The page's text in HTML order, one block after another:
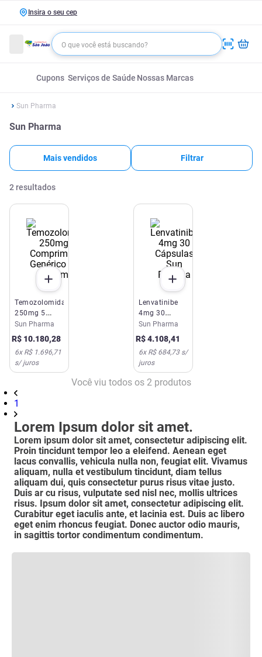
Insira o seu cep
Cupons Serviços de Saúde Nossas Marcas
Sun Pharma
Sun Pharma
Mais vendidos Filtrar
2 resultados
Temozolomida
250mg 5
Comprimidos
Genérico Sun
Pharma
Sun Pharma
R$ 10.180,28
6x R$ 1.696,71
s/ juros
Lenvatinibe
4mg 30
Cápsulas Sun
Pharma
Sun Pharma
R$4.108,41
6x R$ 684,73s/
juros
Você viu todos os 2 produtos
1
Lorem Ipsum dolor sit amet.
Lorem ipsum dolor sit amet, consectetur adipiscing elit.
Proin tincidunt tempor leo a eleifend. Aenean eget
lacus convallis, vehicula nulla non, feugiat elit. Vivamus
aliquam, nulla et vestibulum tincidunt, diam tellus
aliquam dui, quis consectetur purus risus vitae justo.
Duis ar cu risus, vulputate sed nisl nec, mollis ultrices
risus. Ipsum dolor sit amet, consectetur adipiscing elit.
Curabitur eget iaculis ante, et lacinia est. Duis ac libero
eget enim rhoncus feugiat. Donec auctor odio mauris,
in sagittis tortor condimentum condimentum.